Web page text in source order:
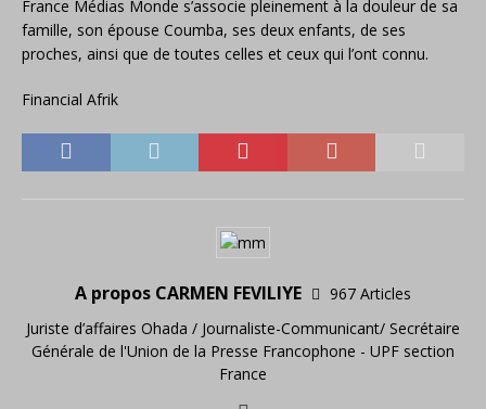
France Médias Monde s’associe pleinement à la douleur de sa
famille, son épouse Coumba, ses deux enfants, de ses
proches, ainsi que de toutes celles et ceux qui l’ont connu.
Financial Afrik
A propos CARMEN FEVILIYE
967 Articles
Juriste d’affaires Ohada / Journaliste-Communicant/ Secrétaire
Générale de l'Union de la Presse Francophone - UPF section
France